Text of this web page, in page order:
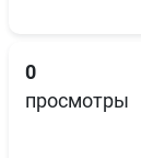
0
просмотры